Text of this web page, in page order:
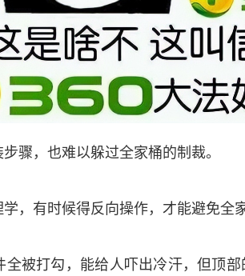
骤，也难以躲过全家桶的制裁。
，有时候得反向操作，才能避免全
被打勾，能给人吓出冷汗，但顶